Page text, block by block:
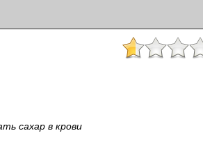
сахар в крови